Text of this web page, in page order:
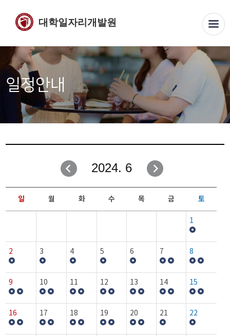
대학일자리개발원
일정안내
2024. 6
일 월 화 수 목 금 토
1
2 3 4 5 6 7 8
9 10 11 12 13 14 15
16 17 18 19 20 21 22